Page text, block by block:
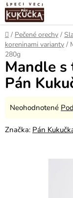
Prejsť
na
obsah
Domov
/ Pečené orechy /
koreninami varianty /
280g
Mandle
Pán
Priemerné
produktu
Neohodnotené
Značka: Pán